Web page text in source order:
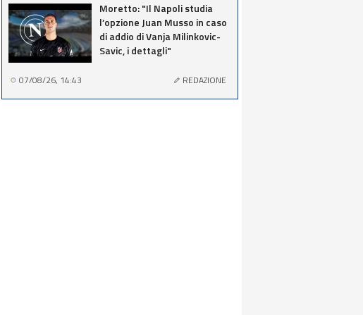
Moretto: "Il Napoli studia
l’opzione Juan Musso in caso
di addio di Vanja Milinkovic-
Savic, i dettagli"
07/08/26, 14:43 REDAZIONE